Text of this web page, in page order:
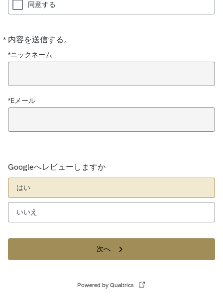
同意する
* 内容を送信する。
必
須
*ニックネーム
*Eメール
Googleへレビューしますか
はい
いいえ
次へ
Powered by Qualtrics